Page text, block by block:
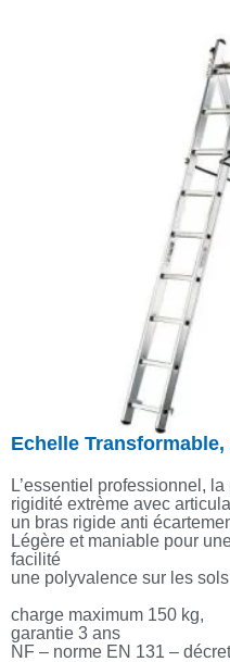
Echelle
L’essentiel professionnel,
rigidité extrème avec
un bras rigide anti
Légère et maniable pour
facilité
une polyvalence sur les
charge maximum 150 kg,
garantie 3 ans
NF – norme EN 131 –